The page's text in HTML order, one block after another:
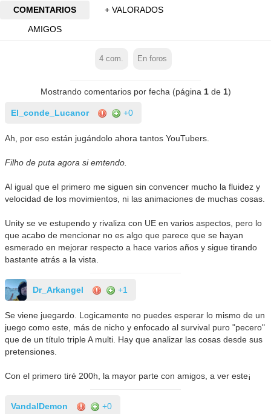
COMENTARIOS
+ VALORADOS
AMIGOS
4 com. En foros
Mostrando comentarios por fecha (página 1de 1)
El_conde_Lucanor +0
Ah, por eso están jugándolo ahora tantos YouTubers.
Filho de puta agora si emtendo.
Al igual que el primero me siguen sin convencer mucho la fluidez y
velocidad de los movimientos, ni las animaciones de muchas cosas.
Unity se ve estupendo y rivaliza con UE en varios aspectos, pero lo
que acabo de mencionar no es algo que parece que se hayan
esmerado en mejorar respecto a hace varios años y sigue tirando
bastante atrás a la vista.
Dr_Arkangel +1
Se viene juegardo. Logicamente no puedes esperar lo mismo de un
juego como este, más de nicho y enfocado al survival puro "pecero"
que de un título triple A multi. Hay que analizar las cosas desde sus
pretensiones.
Con el primero tiré 200h, la mayor parte con amigos, a ver este¡
VandalDemon +0